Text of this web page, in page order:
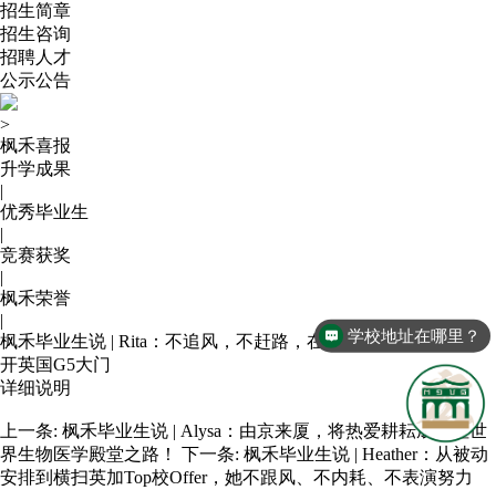
招生简章
招生咨询
招聘人才
公示公告
>
枫禾喜报
升学成果
|
优秀毕业生
|
竞赛获奖
|
枫禾荣誉
|
枫禾毕业生说 | Rita：不追风，不赶路，在“慢而稳”的节奏中敲
开英国G5大门
详细说明
上一条: 枫禾毕业生说 | Alysa：由京来厦，将热爱耕耘成通往世
界生物医学殿堂之路！
下一条: 枫禾毕业生说 | Heather：从被动
安排到横扫英加Top校Offer，她不跟风、不内耗、不表演努力
学校地址在哪里？